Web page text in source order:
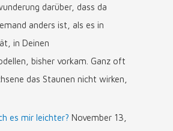
darüber, dass da
anders ist, als es in
in Deinen
bisher vorkam. Ganz oft
das Staunen nicht wirken,
es mir leichter? November 13,